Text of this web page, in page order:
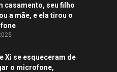
casamento, seu filho
a mãe, e ela tirou o
Xi se esqueceram de
o microfone,